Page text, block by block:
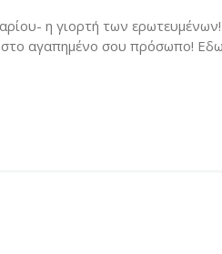
η γιορτή των
αγαπημένο σου πρόσωπο! Εδω